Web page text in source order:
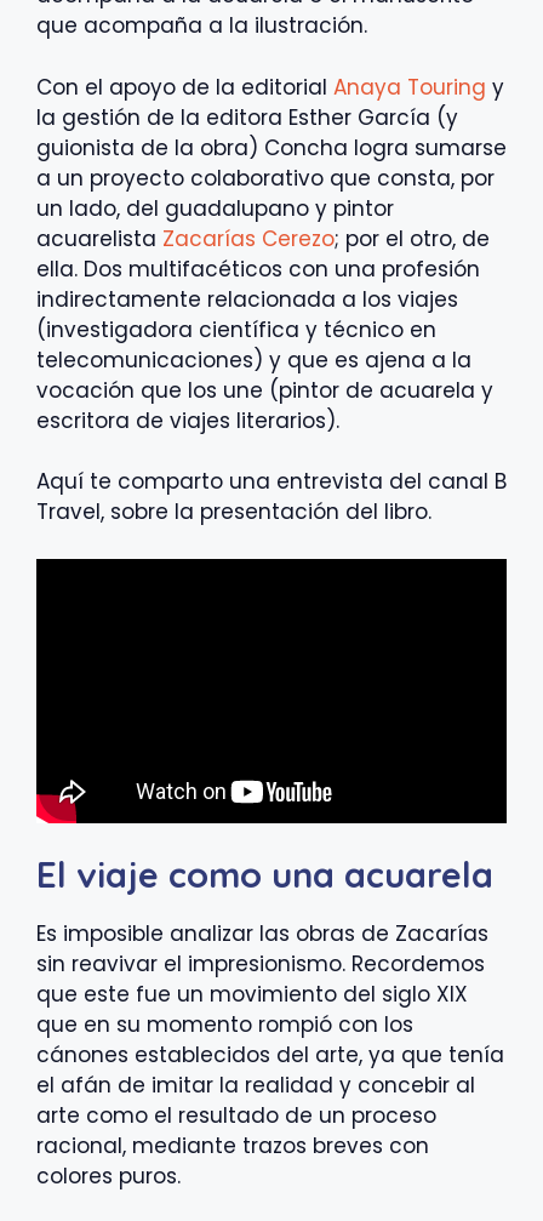
que acompaña a la ilustración.
Con el apoyo de la editorial Anaya Touring y
la gestión de la editora Esther García (y
guionista de la obra) Concha logra sumarse
a un proyecto colaborativo que consta, por
un lado, del guadalupano y pintor
acuarelista Zacarías Cerezo; por el otro, de
ella. Dos multifacéticos con una profesión
indirectamente relacionada a los viajes
(investigadora científica y técnico en
telecomunicaciones) y que es ajena a la
vocación que los une (pintor de acuarela y
escritora de viajes literarios).
Aquí te comparto una entrevista del canal B
Travel, sobre la presentación del libro.
El viaje como una acuarela
Es imposible analizar las obras de Zacarías
sin reavivar el impresionismo. Recordemos
que este fue un movimiento del siglo XIX
que en su momento rompió con los
cánones establecidos del arte, ya que tenía
el afán de imitar la realidad y concebir al
arte como el resultado de un proceso
racional, mediante trazos breves con
colores puros.